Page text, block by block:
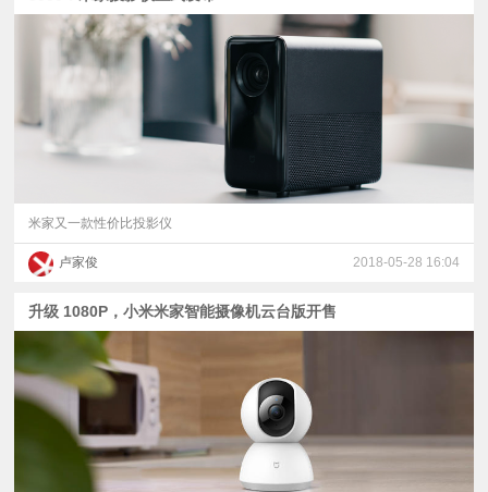
米家又一款性价比投影仪
卢家俊 2018-05-28 16:04
升级 1080P，小米米家智能摄像机云台版开售